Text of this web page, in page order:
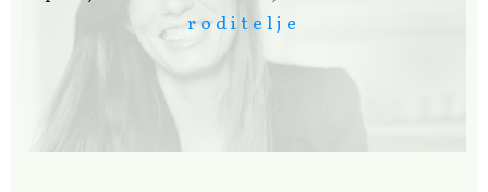
roditelje